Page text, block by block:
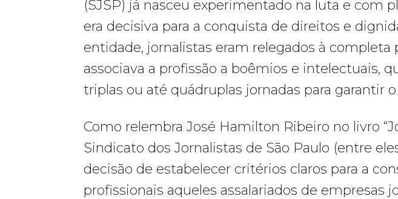
(SJSP) já nasceu experimentado na luta e com
era decisiva para a conquista de direitos e
entidade, jornalistas eram relegados à completa
associava a profissão a boêmios e intelectuais,
triplas ou até quádruplas jornadas para garantir
Como relembra José Hamilton Ribeiro no livro
Sindicato dos Jornalistas de São Paulo (entre
decisão de estabelecer critérios claros para a
profissionais aqueles assalariados de empresas